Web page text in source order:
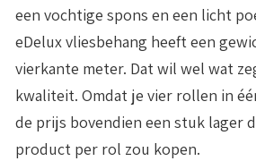
een vochtige spons en een licht
eDelux vliesbehang heeft een
vierkante meter. Dat wil wel wat
kwaliteit. Omdat je vier rollen in
de prijs bovendien een stuk lager
product per rol zou kopen.